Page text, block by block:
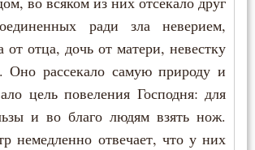
Богослов
ради зла неверием,
от отца, дочь от матери, невестку
Оно рассекало самую природу и
цель повеления Господня: для
и во благо людям взять нож.
немедленно отвечает, что у них